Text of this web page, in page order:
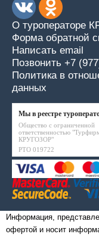
О туроператоре
Форма обратной
Написать email
Позвонить +7
Политика в
данных
Мы в реестре
Общество с ограниченной
ответственностью
КРУГОЗОР"
РТО 019722
Информация,
офертой и носит